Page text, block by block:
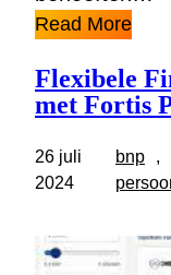
Read More
Flexibele
met Fortis
26 juli
2024
bnp ,